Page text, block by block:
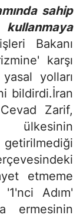
sahip
Bakanı
karşı
yolları
bildirdi.İran
Zarif,
etmeme
Adım'
ermesinin